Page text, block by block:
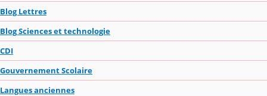
Blog Lettres
Blog Sciences et technologie
CDI
Gouvernement Scolaire
Langues anciennes